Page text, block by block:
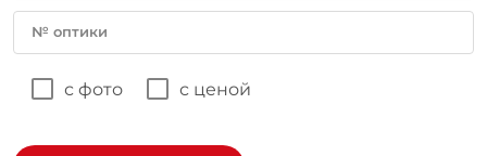
№ оптики
с фото с ценой